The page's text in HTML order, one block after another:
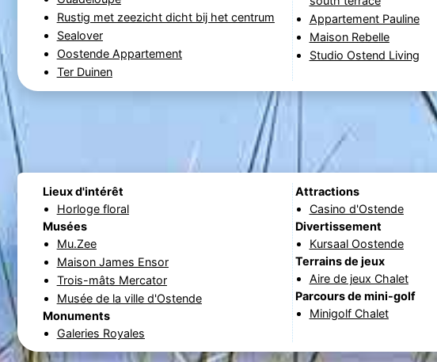
Rustig met zeezicht dicht bij het centrum
Sealover
Oostende Appartement
Ter Duinen
Appartement Pauline
Maison Rebelle
Studio Ostend Living
Lieux d'intérêt
Horloge floral
Musées
Mu.Zee
Maison James Ensor
Trois-mâts Mercator
Musée de la ville d'Ostende
Monuments
Galeries Royales
Attractions
Casino d'Ostende
Divertissement
Kursaal Oostende
Terrains de jeux
Aire de jeux Chalet
Parcours de mini-golf
Minigolf Chalet